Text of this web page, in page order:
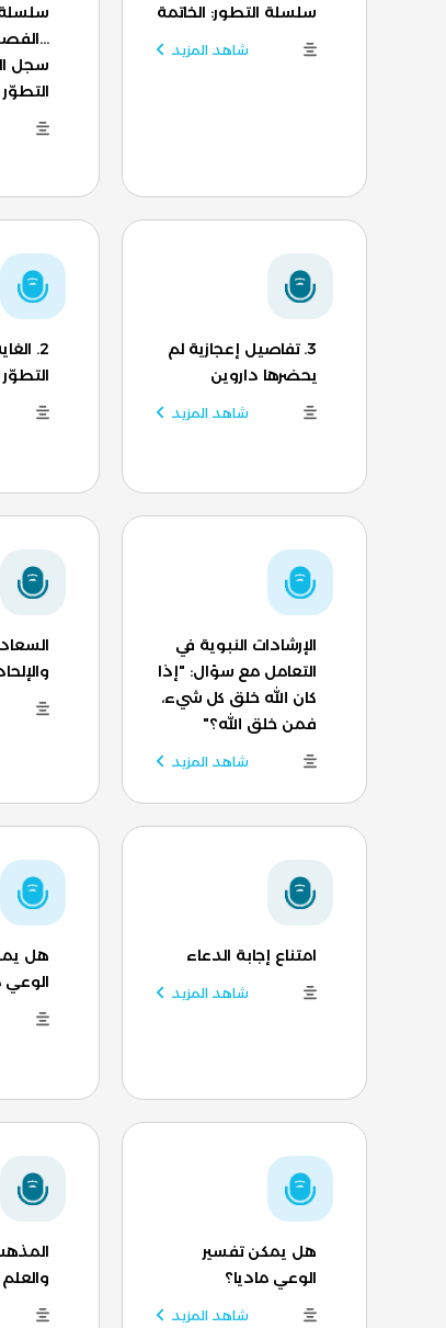
سلسلة التطور: الخاتمة
شاهد المزيد
سلسلة
سجل
التطوّر
3. تفاصيل إعجازية لم
يحضرها داروين
شاهد المزيد
2.
التطوّر
الإرشادات النبوية في
التعامل مع سؤال: "إذا
كان الله خلق كل شيء،
فمن خلق الله؟"
شاهد المزيد
امتناع إجابة الدعاء
شاهد المزيد
هل
الوعي
هل يمكن تفسير
الوعي ماديا؟
شاهد المزيد
والعلم